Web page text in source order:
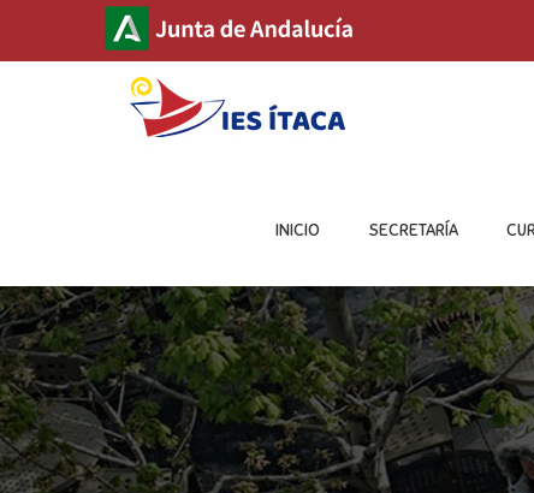
INICIO SECRETARÍA